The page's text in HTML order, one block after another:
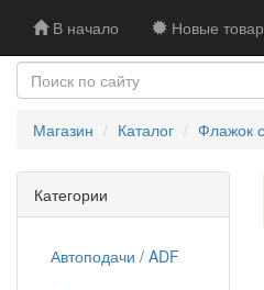
В начало Новые
Магазин Каталог Флажок
Категории
Автоподачи / ADF